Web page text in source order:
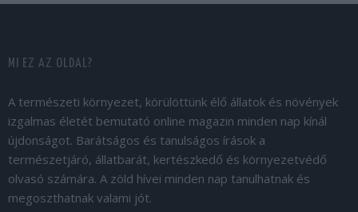
MI EZ AZ OLDAL?
A természeti környezet, körülöttünk élő állatok és növények
izgalmas életét bemutató online magazin minden nap kínál
újdonságot. Barátságos és tanulságos írások a
természetjáró, állatbarát, kertészkedő és környezetvédő
olvasó számára. A zöld hívei minden nap tanulhatnak és
megoszthatnak valami jót.